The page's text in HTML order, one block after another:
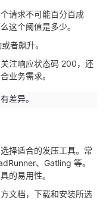
请求不可能百分百成
这个阈值是多少。
者飙升。
注响应状态码 200，还
业务需求。
差异。
择适合的发压工具。常
、Gatling 等。
的易用性。
文档，下载和安装所选